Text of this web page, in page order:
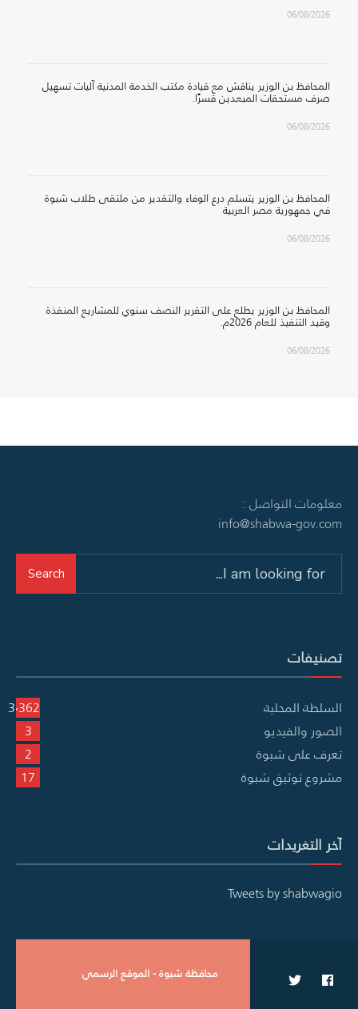
06/08/2026
المحافظ بن الوزير يناقش مع قيادة مكتب الخدمة المدنية آليات تسهيل
صرف مستحقات المبعدين قسرًا.
06/08/2026
المحافظ بن الوزير يتسلم درع الوفاء والتقدير من ملتقى طلاب شبوة
في جمهورية مصر العربية
06/08/2026
المحافظ بن الوزير يطلع على التقرير النصف سنوي للمشاريع المنفذة
وقيد التنفيذ للعام 2026م.
06/08/2026
معلومات التواصل :
info@shabwa-gov.com
Search
تصنيفات
السلطة المحلية
3٬362
الصور والفيديو
3
تعرف على شبوة
2
مشروع توثيق شبوة
17
آخر التغريدات
Tweets by shabwagio
محافظة شبوة - الموقع الرسمي